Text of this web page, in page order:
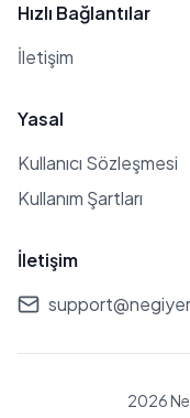
Hızlı Bağlantılar
İletişim
Yasal
Kullanıcı Sözleşmesi
Kullanım Şartları
İletişim
2026